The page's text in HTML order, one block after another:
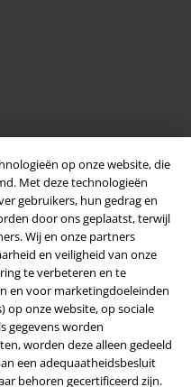
op onze website, die
Met deze technologieën
gebruikers, hun gedrag en
door ons geplaatst, terwijl
Wij en onze partners
en veiligheid van onze
te verbeteren en te
en voor marketingdoeleinden
op onze website, op sociale
gegevens worden
worden deze alleen gedeeld
een adequaatheidsbesluit
behoren gecertificeerd zijn.